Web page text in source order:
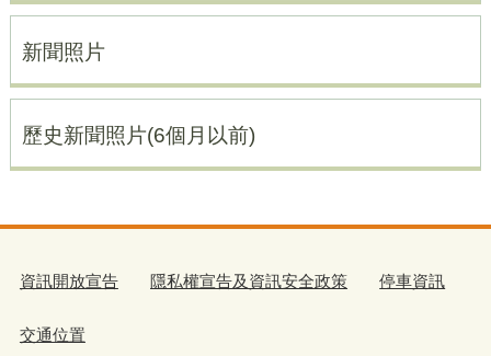
新聞照片
歷史新聞照片(6個月以前)
資訊開放宣告 隱私權宣告及資訊安全政策 停車資訊
交通位置